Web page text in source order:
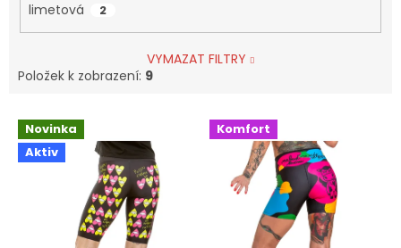
limetová 2
VYMAZAT FILTRY
Položek k zobrazení: 9
V
p
Novinka
Aktiv
Komfort